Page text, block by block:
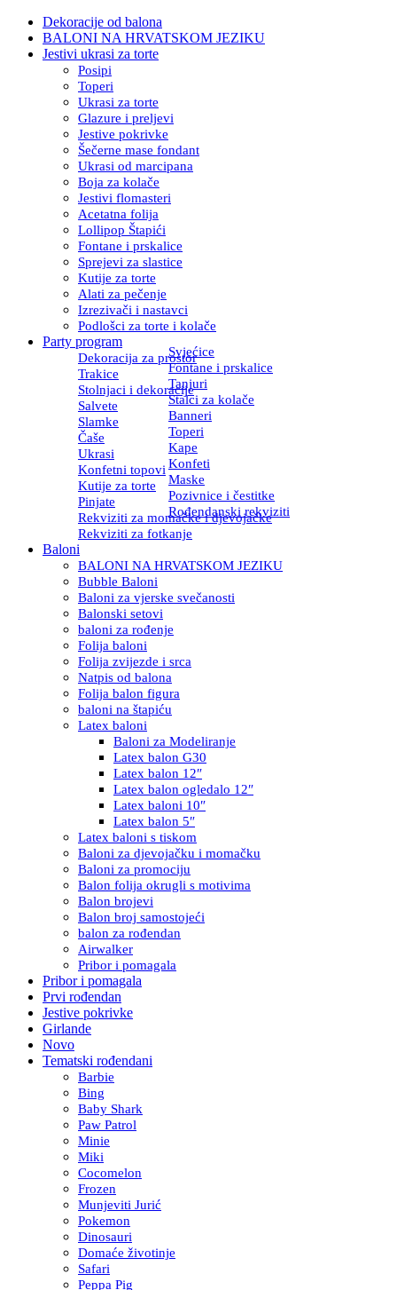
Dekoracije od balona
BALONI NA HRVATSKOM JEZIKU
Jestivi ukrasi za torte
Posipi
Toperi
Ukrasi za torte
Glazure i preljevi
Jestive pokrivke
Šečerne mase fondant
Ukrasi od marcipana
Boja za kolače
Jestivi flomasteri
Acetatna folija
Lollipop Štapići
Fontane i prskalice
Sprejevi za slastice
Kutije za torte
Alati za pečenje
Izrezivači i nastavci
Podlošci za torte i kolače
Party program
Dekoracija za prostor
Svjećice
Trakice
Fontane i prskalice
Stolnjaci i dekoracije
Tanjuri
Salvete
Stalci za kolače
Slamke
Banneri
Čaše
Toperi
Ukrasi
Kape
Konfetni topovi Konfeti
Kutije za torte
Maske
Pinjate
Pozivnice i čestitke
Rekviziti za momačke i djevojačke
Rođendanski rekviziti
Rekviziti za fotkanje
Baloni
BALONI NA HRVATSKOM JEZIKU
Bubble Baloni
Baloni za vjerske svečanosti
Balonski setovi
baloni za rođenje
Folija baloni
Folija zvijezde i srca
Natpis od balona
Folija balon figura
baloni na štapiću
Latex baloni
Baloni za Modeliranje
Latex balon G30
Latex balon 12″
Latex balon ogledalo 12″
Latex baloni 10″
Latex balon 5″
Latex baloni s tiskom
Baloni za djevojačku i momačku
Baloni za promociju
Balon folija okrugli s motivima
Balon brojevi
Balon broj samostojeći
balon za rođendan
Airwalker
Pribor i pomagala
Pribor i pomagala
Prvi rođendan
Jestive pokrivke
Girlande
Novo
Tematski rođendani
Barbie
Bing
Baby Shark
Paw Patrol
Minie
Miki
Cocomelon
Frozen
Munjeviti Jurić
Pokemon
Dinosauri
Domaće životinje
Safari
Peppa Pig